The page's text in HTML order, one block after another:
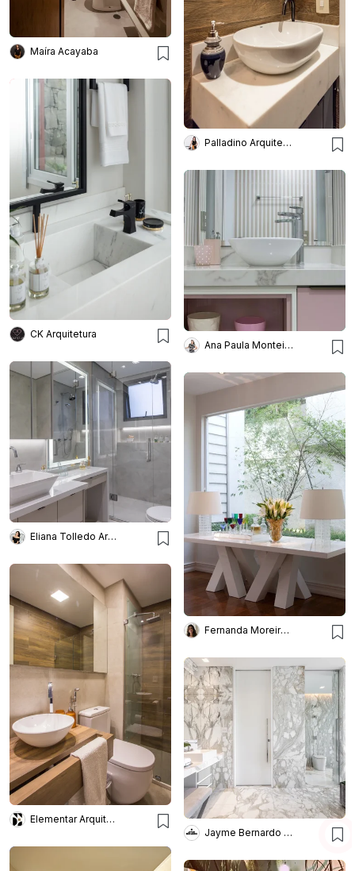
Maíra Acayaba
Palladino Arquitetura
CK Arquitetura
Ana Paula Monteiro
Eliana Tolledo Arquitetura e Interiores
Fernanda Moreira Lima
Elementar Arquitetura
Jayme Bernardo Arquitetura